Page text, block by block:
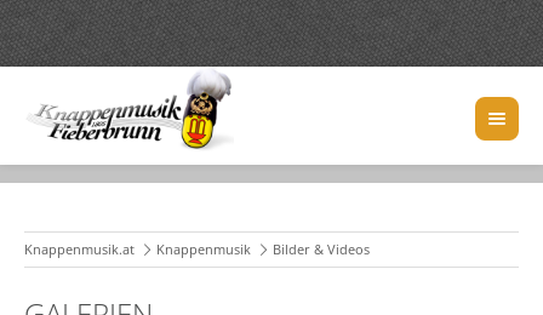
Knappenmusik.at Knappenmusik Bilder & Videos